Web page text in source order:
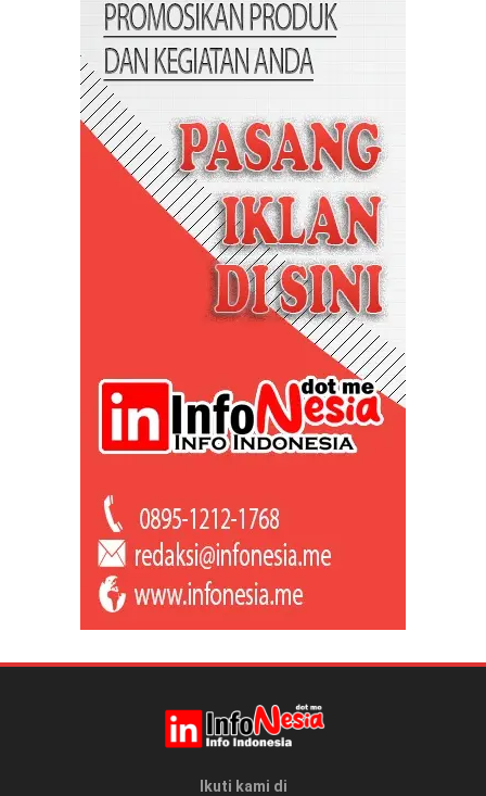
Ikuti kami di